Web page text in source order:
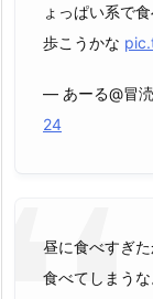
ょっぱい系で
歩こうかな
— あーる@冒
24
昼に食べすぎ
食べてしまうな